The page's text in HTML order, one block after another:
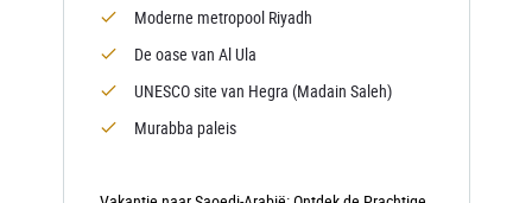
Moderne metropool Riyadh
De oase van Al Ula
UNESCO site van Hegra (Madain Saleh)
Murabba paleis